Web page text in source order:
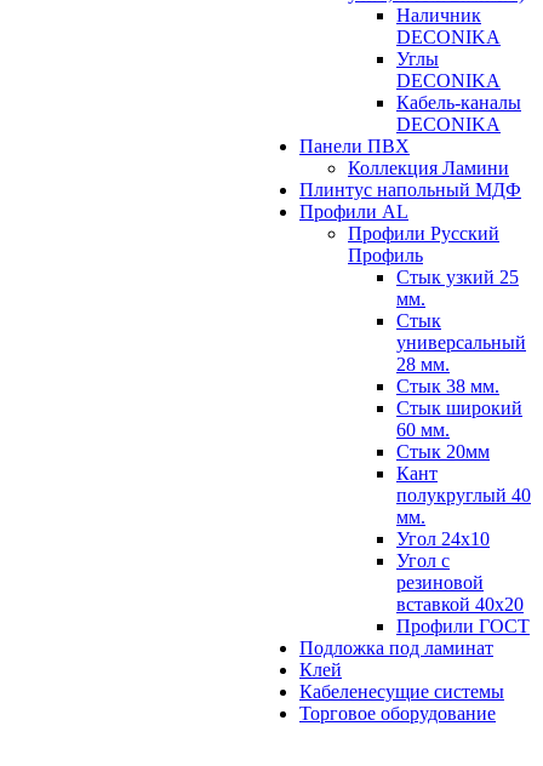
Наличник
DECONIKA
Углы
DECONIKA
Кабель-каналы
DECONIKA
Панели ПВХ
Коллекция Ламини
Плинтус напольный МДФ
Профили AL
Профили Русский
Профиль
Стык узкий 25
мм.
Стык
универсальный
28 мм.
Стык 38 мм.
Стык широкий
60 мм.
Стык 20мм
Кант
полукруглый 40
мм.
Угол 24х10
Угол с
резиновой
вставкой 40х20
Профили ГОСТ
Подложка под ламинат
Клей
Кабеленесущие системы
Торговое оборудование